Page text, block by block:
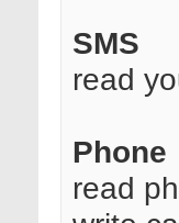
SMS
read
Phone
read